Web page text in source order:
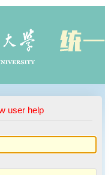
user help